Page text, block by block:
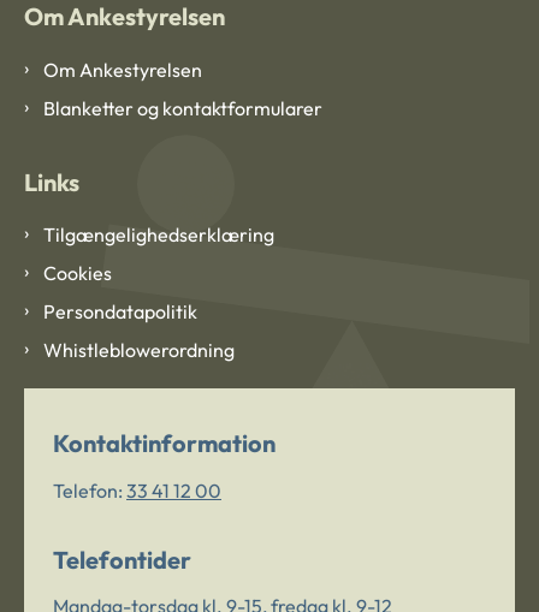
Om Ankestyrelsen
Om Ankestyrelsen
Blanketter og kontaktformularer
Links
Tilgængelighedserklæring
Cookies
Persondatapolitik
Whistleblowerordning
Kontaktinformation
Telefon: 33 41 12 00
Telefontider
Mandag-torsdag kl. 9-15, fredag kl. 9-12